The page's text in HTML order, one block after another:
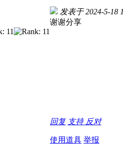
发表于 2024-5-18
谢谢分享
回复 支持 反对
使用道具 举报